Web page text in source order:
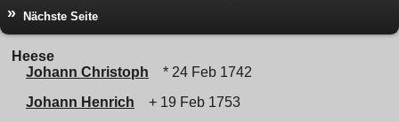
Nächste Seite
Heese
Johann Christoph
* 24 Feb 1742
Johann Henrich
+ 19 Feb 1753